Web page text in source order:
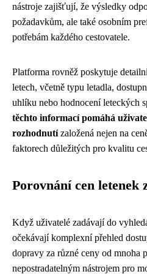
nástroje zajišťují, že výsledky
požadavkům, ale také osobním
potřebám každého cestovatele.
Platforma rovněž poskytuje
letech, včetně typu letadla,
uhlíku nebo hodnocení leteckých
těchto informací pomáhá
rozhodnutízaložená nejen na
faktorech důležitých pro kvalitu
Porovnání cen letenek
Když uživatelé zadávají do
očekávají komplexní přehled
dopravy za různé ceny od mnoha
nepostradatelným nástrojem pro